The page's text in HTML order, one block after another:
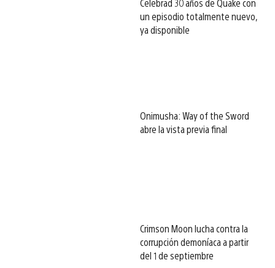
Celebrad 30 años de Quake con
un episodio totalmente nuevo,
ya disponible
Onimusha: Way of the Sword
abre la vista previa final
Crimson Moon lucha contra la
corrupción demoníaca a partir
del 1 de septiembre